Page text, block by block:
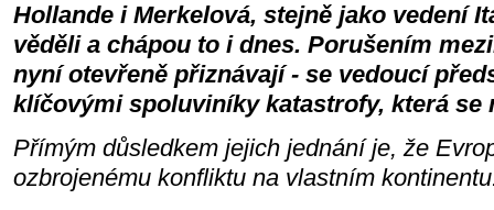
Hollande i Merkelová, stejně jako vedení
věděli a chápou to i dnes. Porušením
nyní otevřeně přiznávají - se vedoucí
klíčovými spoluviníky katastrofy, která se
Přímým důsledkem jejich jednání je, že
ozbrojenému konfliktu na vlastním